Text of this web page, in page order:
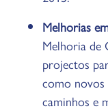
Melhorias
Melhoria de
projectos
como novos
caminhos e